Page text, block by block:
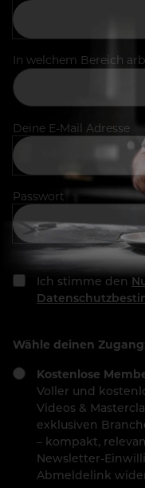
In welchem Bereich
Deine E-Mail Adresse
Passwort
Ich stimme den
Wähle deinen
Kostenlose
Voller und
Videos &
exklusiven
– kompakt,
Newsletter-
Abmeldelink